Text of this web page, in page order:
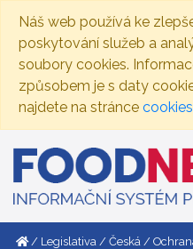
Náš web používá ke
poskytování služeb a
soubory cookies.
způsobem je s daty
najdete na stránce cookies
Legislativa Česká